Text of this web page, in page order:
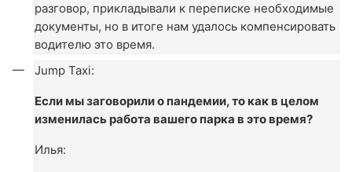
разговор, прикладывали к переписке необходимые
документы, но в итоге нам удалось компенсировать
водителю это время.
Jump Taxi:
Если мы заговорили о пандемии, то как в целом
изменилась работа вашего парка в это время?
Илья: